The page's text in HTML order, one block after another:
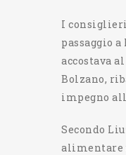
I
passaggio
accostava
Bolzano,
impegno
Secondo
alimentare